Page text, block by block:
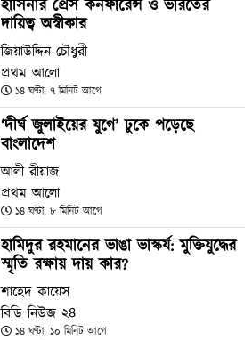
হাসিনার প্রেস কনফারেন্স ও ভারতের
দায়িত্ব অস্বীকার
জিয়াউদ্দিন চৌধুরী
প্রথম আলো
১৪ ঘণ্টা, ৭ মিনিট আগে
‘দীর্ঘ জুলাইয়ের যুগে’ ঢুকে পড়েছে
বাংলাদেশ
আলী রীয়াজ
প্রথম আলো
১৪ ঘণ্টা, ৮ মিনিট আগে
হামিদুর রহমানের ভাঙা ভাস্কর্য: মুক্তিযুদ্ধের
স্মৃতি রক্ষায় দায় কার?
শাহেদ কায়েস
বিডি নিউজ ২৪
১৪ ঘণ্টা, ১০ মিনিট আগে